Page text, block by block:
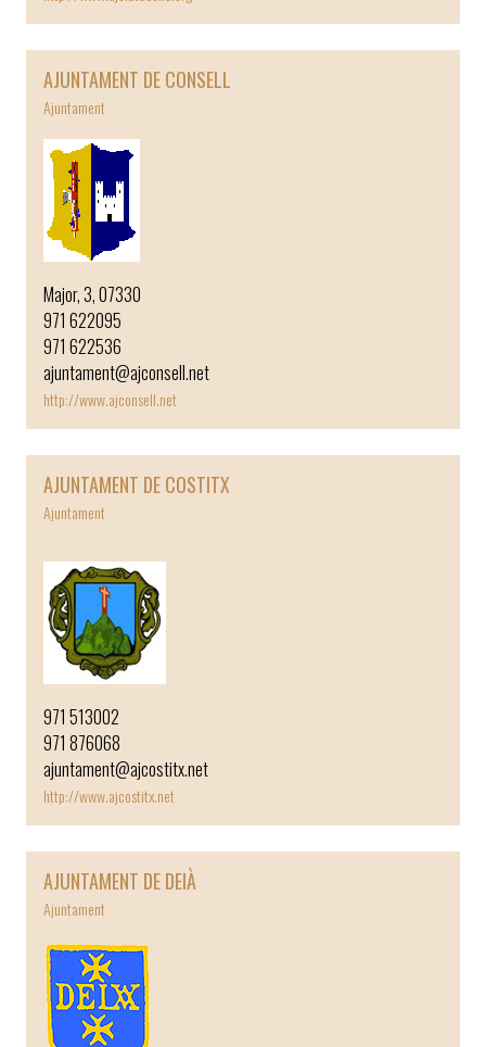
AJUNTAMENT DE CONSELL
Ajuntament
Major, 3, 07330
971 622095
971 622536
ajuntament@ajconsell.net
http://www.ajconsell.net
AJUNTAMENT DE COSTITX
Ajuntament
971 513002
971 876068
ajuntament@ajcostitx.net
http://www.ajcostitx.net
AJUNTAMENT DE DEIÀ
Ajuntament